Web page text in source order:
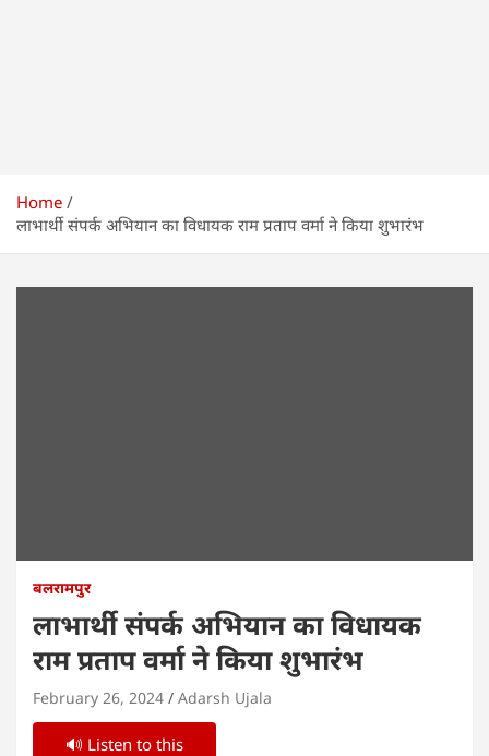
Home
लाभार्थी संपर्क अभियान का विधायक राम प्रताप वर्मा ने किया शुभारंभ
बलरामपुर
लाभार्थी संपर्क अभियान का विधायक
राम प्रताप वर्मा ने किया शुभारंभ
February 26, 2024 Adarsh Ujala
🔊 Listen to this